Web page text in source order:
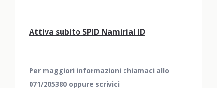
Attiva subito SPID Namirial ID
Per maggiori informazioni chiamaci allo
071/205380 oppure scrivici